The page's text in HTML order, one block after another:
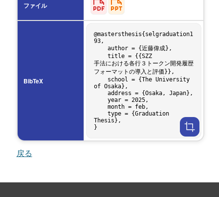
ファイル
BibTeX
@mastersthesis{selgraduation1
93,
手法における各行３トークン開発履歴
フォーマットの導入と評価}},
of Osaka},
Thesis},
戻る